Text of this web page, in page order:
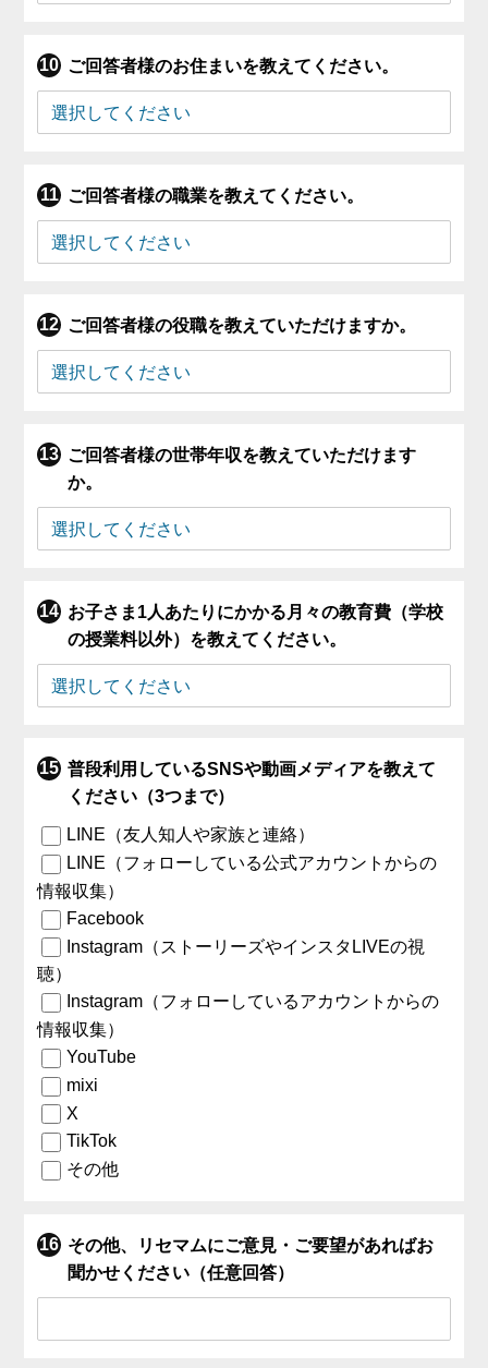
ご回答者様のお住まいを教えてください。
ご回答者様の職業を教えてください。
ご回答者様の役職を教えていただけますか。
ご回答者様の世帯年収を教えていただけます
か。
お子さま1人あたりにかかる月々の教育費（学校
の授業料以外）を教えてください。
普段利用しているSNSや動画メディアを教えて
ください（3つまで）
LINE（友人知人や家族と連絡）
LINE（フォローしている公式アカウントからの
情報収集）
Facebook
Instagram（ストーリーズやインスタLIVEの視
聴）
Instagram（フォローしているアカウントからの
情報収集）
YouTube
mixi
X
TikTok
その他
その他、リセマムにご意見・ご要望があればお
聞かせください（任意回答）